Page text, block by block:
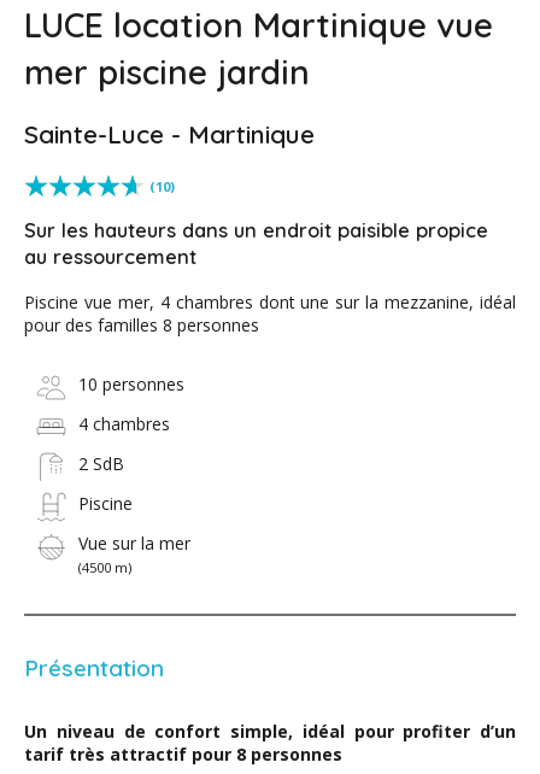
LUCE location Martinique vue
mer piscine jardin
Sainte-Luce - Martinique
(10)
Sur les hauteurs dans un endroit paisible propice
au ressourcement
Piscine vue mer, 4 chambres dont une sur la mezzanine, idéal
pour des familles 8 personnes
10 personnes
4 chambres
2 SdB
Piscine
Vue sur la mer
(4500 m)
Présentation
Un niveau de confort simple, idéal pour profiter d’un
tarif très attractif pour 8 personnes